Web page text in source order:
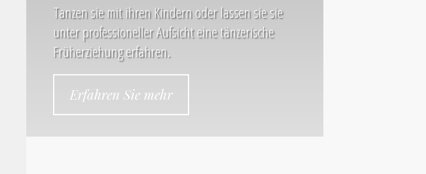
Tanzen sie mit ihren Kindern oder lassen sie sie
unter professioneller Aufsicht eine tänzerische
Früherziehung erfahren.
Erfahren Sie mehr